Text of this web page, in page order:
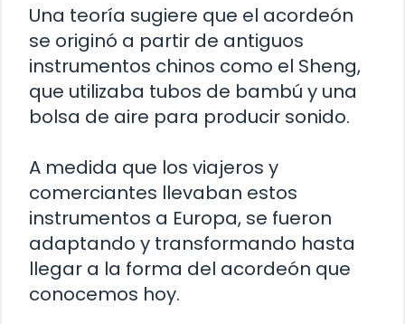
Una teoría sugiere que el acordeón
se originó a partir de antiguos
instrumentos chinos como el Sheng,
que utilizaba tubos de bambú y una
bolsa de aire para producir sonido.
A medida que los viajeros y
comerciantes llevaban estos
instrumentos a Europa, se fueron
adaptando y transformando hasta
llegar a la forma del acordeón que
conocemos hoy.